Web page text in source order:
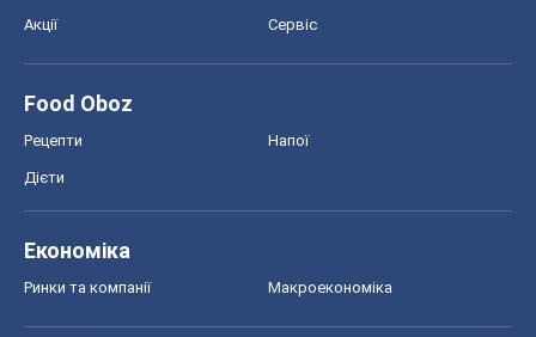
Акції Сервіс
Food Oboz
Рецепти Напої
Дієти
Економіка
Ринки та компанії Макроекономіка